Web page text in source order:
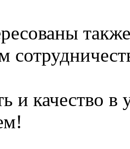
и качество в